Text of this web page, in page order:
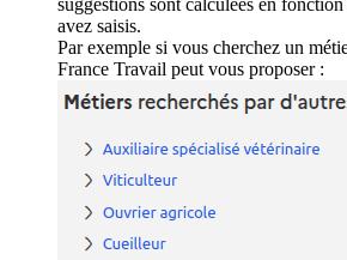
suggestions sont calculées en
avez saisis.
Par exemple si vous cherchez un
France Travail peut vous proposer :